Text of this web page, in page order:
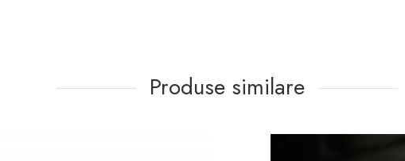
Produse similare